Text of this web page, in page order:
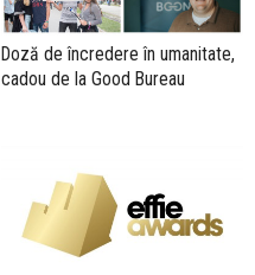
Doză de încredere în umanitate,
cadou de la Good Bureau